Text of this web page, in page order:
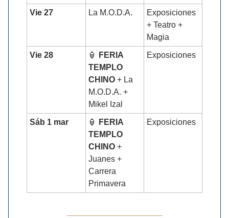
Vie 27 La M.O.D.A.
Exposiciones
+ Teatro +
Magia
Vie 28 🏮
FERIA
TEMPLO
CHINO + La
M.O.D.A. +
Mikel Izal
Exposiciones
Sáb 1 mar 🏮
FERIA
TEMPLO
CHINO +
Juanes +
Carrera
Primavera
Exposiciones